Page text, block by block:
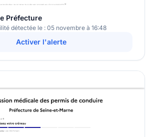
Préfecture
détectée le : 05 novembre à 16:48
Activer l'alerte